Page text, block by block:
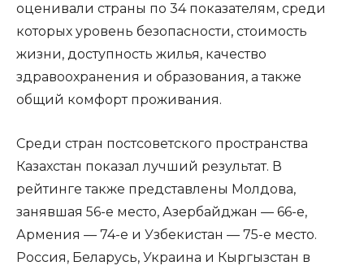
оценивали страны по 34 показателям, среди
которых уровень безопасности, стоимость
жизни, доступность жилья, качество
здравоохранения и образования, а также
общий комфорт проживания.
Среди стран постсоветского пространства
Казахстан показал лучший результат. В
рейтинге также представлены Молдова,
занявшая 56-е место, Азербайджан — 66-е,
Армения — 74-е и Узбекистан — 75-е место.
Россия, Беларусь, Украина и Кыргызстан в